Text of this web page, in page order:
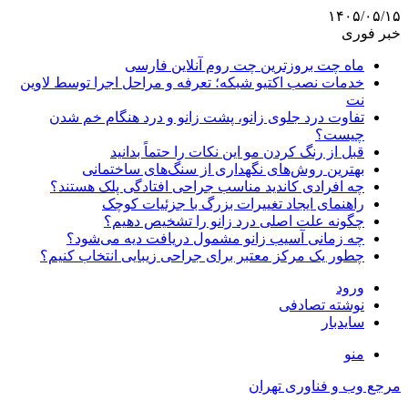
۱۴۰۵/۰۵/۱۵
خبر فوری
ماه چت بروزترین چت روم آنلاین فارسی
خدمات نصب اکتیو شبکه؛ تعرفه و مراحل اجرا توسط لاوین
نت
تفاوت درد جلوی زانو، پشت زانو و درد هنگام خم شدن
چیست؟
قبل از رنگ کردن مو این نکات را حتماً بدانید
بهترین روش‌های نگهداری از سنگ‌های ساختمانی
چه افرادی کاندید مناسب جراحی افتادگی پلک هستند؟
راهنمای ایجاد تغییرات بزرگ با جزئیات کوچک
چگونه علت اصلی درد زانو را تشخیص دهیم؟
چه زمانی آسیب زانو مشمول دریافت دیه می‌شود؟
چطور یک مرکز معتبر برای جراحی زیبایی انتخاب کنیم؟
ورود
نوشته تصادفی
سایدبار
منو
مرجع وب و فناوری تهران